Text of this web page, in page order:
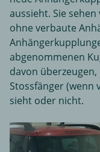
aussieht. Sie
ohne verbaute
abgenommenen
davon
Stossfänger (wenn
sieht oder nicht.